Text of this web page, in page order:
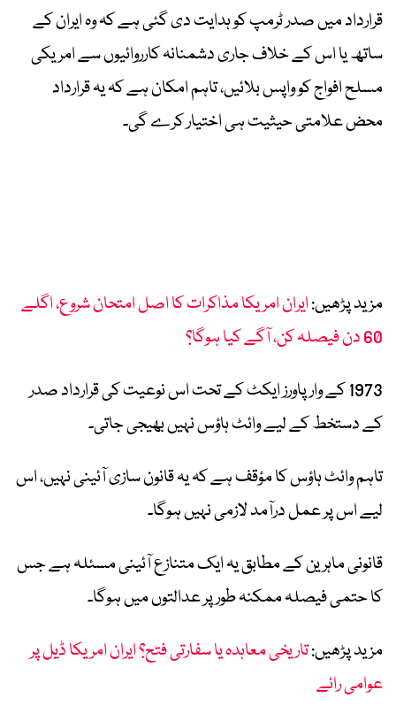
قرارداد میں صدر ٹرمپ کو ہدایت دی گئی ہے کہ وہ ایران کے
ساتھ یا اس کے خلاف جاری دشمنانہ کارروائیوں سے امریکی
مسلح افواج کو واپس بلائیں، تاہم امکان ہے کہ یہ قرارداد
محض علامتی حیثیت ہی اختیار کرے گی۔
مزید پڑھیں:ایران امریکا مذاکرات کا اصل امتحان شروع، اگلے
60 دن فیصلہ کن، آگے کیا ہوگا؟
1973 کے وار پاورز ایکٹ کے تحت اس نوعیت کی قرارداد صدر
کے دستخط کے لیے وائٹ ہاؤس نہیں بھیجی جاتی۔
تاہم وائٹ ہاؤس کا مؤقف ہے کہ یہ قانون سازی آئینی نہیں، اس
لیے اس پر عمل درآمد لازمی نہیں ہوگا۔
قانونی ماہرین کے مطابق یہ ایک متنازع آئینی مسئلہ ہے جس
کا حتمی فیصلہ ممکنہ طور پر عدالتوں میں ہوگا۔
مزید پڑھیں:تاریخی معاہدہ یا سفارتی فتح؟ ایران امریکا ڈیل پر
عوامی رائے